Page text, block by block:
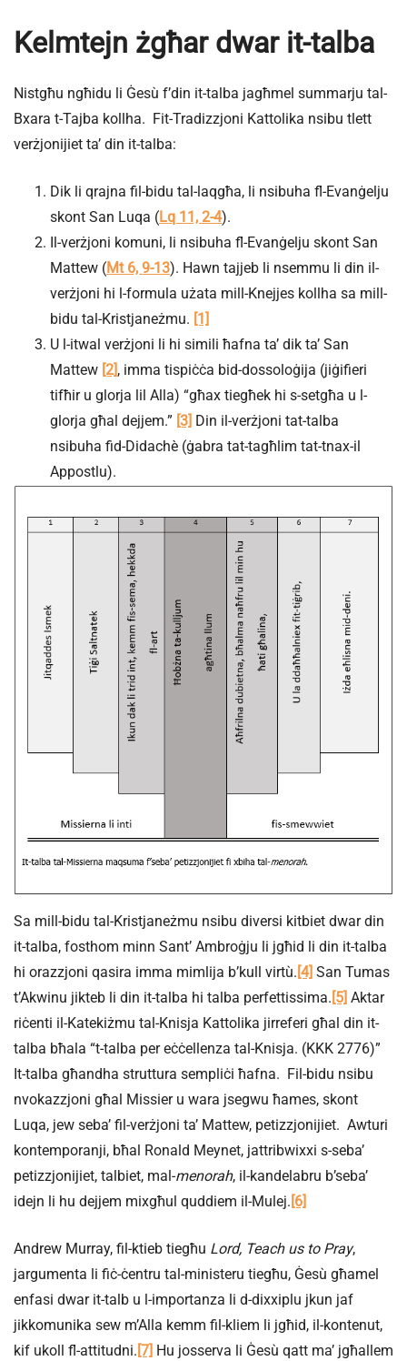
Kelmtejn żgħar dwar it-talba
Nistgħu ngħidu li Ġesù f’din it-talba jagħmel summarju tal-
Bxara t-Tajba kollha. Fit-Tradizzjoni Kattolika nsibu tlett
verżjonijiet ta’ din it-talba:
Dik li qrajna fil-bidu tal-laqgħa, li nsibuha fl-Evanġelju
skont San Luqa (Lq 11, 2-4).
Il-verżjoni komuni, li nsibuha fl-Evanġelju skont San
Mattew (Mt 6, 9-13). Hawn tajjeb li nsemmu li din il-
verżjoni hi l-formula użata mill-Knejjes kollha sa mill-
bidu tal-Kristjaneżmu. [1]
U l-itwal verżjoni li hi simili ħafna ta’ dik ta’ San
Mattew [2] , imma tispiċċa bid-dossoloġija (jiġifieri
tifħir u glorja lil Alla) “għax tiegħek hi s-setgħa u l-
glorja għal dejjem.” [3] Din il-verżjoni tat-talba
nsibuha fid-Didachè (ġabra tat-tagħlim tat-tnax-il
Appostlu).
Sa mill-bidu tal-Kristjaneżmu nsibu diversi kitbiet dwar din
it-talba, fosthom minn Sant’ Ambroġju li jgħid li din it-talba
hi orazzjoni qasira imma mimlija b’kull virtù. [4] San Tumas
t’Akwinu jikteb li din it-talba hi talba perfettissima. [5] Aktar
riċenti il-Katekiżmu tal-Knisja Kattolika jirreferi għal din it-
talba bħala “t-talba per eċċellenza tal-Knisja. (KKK 2776)”
It-talba għandha struttura sempliċi ħafna. Fil-bidu nsibu
nvokazzjoni għal Missier u wara jsegwu ħames, skont
Luqa, jew seba’ fil-verżjoni ta’ Mattew, petizzjonijiet. Awturi
kontemporanji, bħal Ronald Meynet, jattribwixxi s-seba’
petizzjonijiet, talbiet, mal-menorah, il-kandelabru b’seba’
idejn li hu dejjem mixgħul quddiem il-Mulej. [6]
Andrew Murray, fil-ktieb tiegħu Lord, Teach us to Pray,
jargumenta li fiċ-ċentru tal-ministeru tiegħu, Ġesù għamel
enfasi dwar it-talb u l-importanza li d-dixxiplu jkun jaf
jikkomunika sew m’Alla kemm fil-kliem li jgħid, il-kontenut,
kif ukoll fl-attitudni. [7] Hu josserva li Ġesù qatt ma’ jgħallem